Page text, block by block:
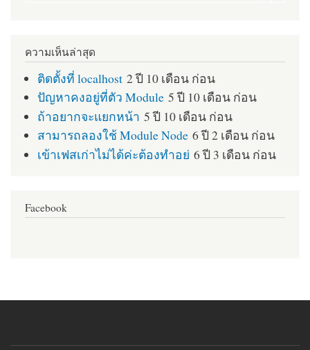
ความเห็นล่าสุด
ติดตั้งที่ localhost 2 ปี 10 เดือน ก่อน
ปัญหาคงอยู่ที่ตัว Module 5 ปี 10 เดือน ก่อน
ถ้าอยากจะแยกหน้า 5 ปี 10 เดือน ก่อน
สามารถลองใช้ Module Node 6 ปี 2 เดือน ก่อน
เข้าเฟสเก่าไม่ได้ค่ะต้องทำอย่ 6 ปี 3 เดือน ก่อน
Facebook